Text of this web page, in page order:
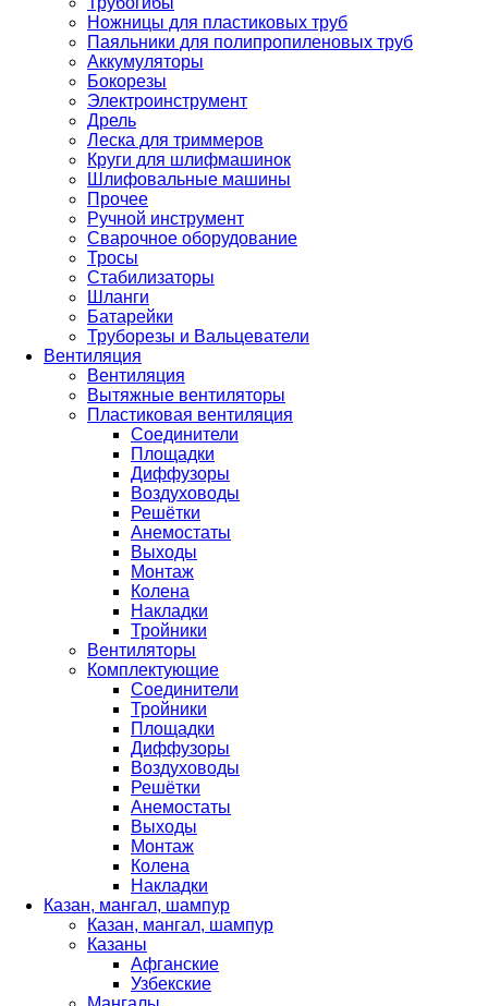
Ножницы для пластиковых труб
Паяльники для полипропиленовых труб
Аккумуляторы
Бокорезы
Электроинструмент
Дрель
Леска для триммеров
Круги для шлифмашинок
Шлифовальные машины
Прочее
Ручной инструмент
Сварочное оборудование
Тросы
Стабилизаторы
Шланги
Батарейки
Труборезы и Вальцеватели
Вентиляция
Вентиляция
Вытяжные вентиляторы
Пластиковая вентиляция
Соединители
Площадки
Диффузоры
Воздуховоды
Решётки
Анемостаты
Выходы
Монтаж
Колена
Накладки
Тройники
Вентиляторы
Комплектующие
Соединители
Тройники
Площадки
Диффузоры
Воздуховоды
Решётки
Анемостаты
Выходы
Монтаж
Колена
Накладки
Казан, мангал, шампур
Казан, мангал, шампур
Казаны
Афганские
Узбекские